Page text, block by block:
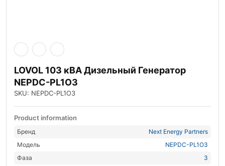
LOVOL 103 кВА Дизельный Генератор
NEPDC-PL1O3
SKU: NEPDC-PL1O3
Product information
Бренд
Next Energy Partners
Модель
NEPDC-PL1O3
Фаза
3